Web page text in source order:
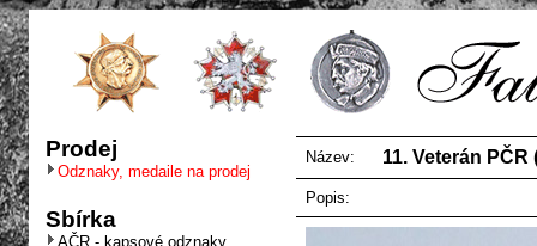
Prodej
Odznaky, medaile na prodej
Sbírka
AČR - kapsové odznaky
Název: 11. Veterán PČR
Popis: